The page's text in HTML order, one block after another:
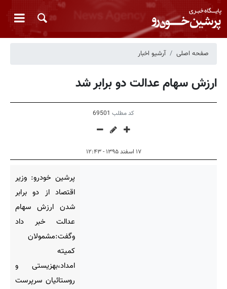
صفحه اصلی آرشیو اخبار
ارزش سهام عدالت دو برابر شد
کد مطلب 69501
۱۷ اسفند ۱۳۹۵ - ۱۲:۴۳
پرشین خودرو: وزیر
اقتصاد از دو برابر
شدن ارزش سهام
عدالت خبر داد
وگفت:مشمولان
کمیته
امداد،بهزیستی و
روستائیان سرپرست